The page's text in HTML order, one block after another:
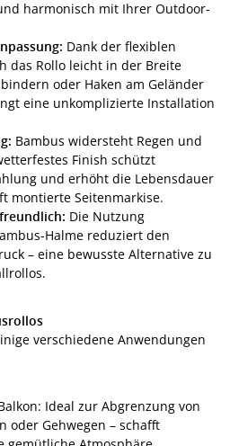
harmonisch mit Ihrer Outdoor-
Dank der flexiblen
das Rollo leicht in der Breite
oder Haken am Geländer
eine unkomplizierte Installation
Bambus widersteht Regen und
Finish schützt
und erhöht die Lebensdauer
montierte Seitenmarkise.
Die Nutzung
Halme reduziert den
– eine bewusste Alternative zu
verschiedene Anwendungen
Ideal zur Abgrenzung von
oder Gehwegen – schafft